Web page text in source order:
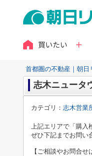
買いたい
首都圏の不動産｜朝日
志木ニュータ
カテゴリ： 志木営業
上記エリアで「購入
ぜひ下記までお問い
【ご相談やお問合せ